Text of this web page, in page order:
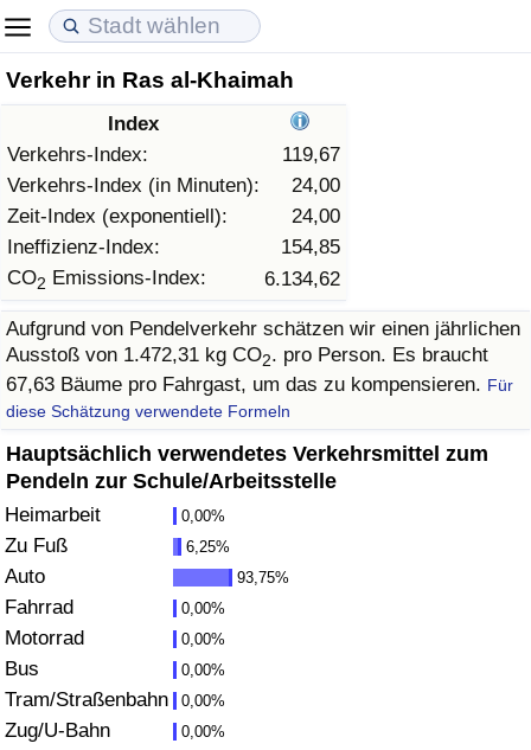
Verkehr in Ras al-Khaimah
Index
Verkehrs-Index:
119,67
Verkehrs-Index (in Minuten):
24,00
Zeit-Index (exponentiell):
24,00
Ineffizienz-Index:
154,85
CO2 Emissions-Index: 6.134,62
Aufgrund von Pendelverkehr schätzen wir einen jährlichen
Ausstoß von 1.472,31 kg CO2. pro Person. Es braucht
67,63 Bäume pro Fahrgast, um das zu kompensieren. Für
diese Schätzung verwendete Formeln
Hauptsächlich verwendetes Verkehrsmittel zum
Pendeln zur Schule/Arbeitsstelle
Heimarbeit 0,00%
Zu Fuß 6,25%
Auto 93,75%
Fahrrad 0,00%
Motorrad 0,00%
Bus 0,00%
Tram/Straßenbahn 0,00%
Zug/U-Bahn 0,00%
Lebenshaltungskosten
Lebenshaltungskosten-Index (aktuell)
Lebenshaltungskosten-Index
Lebenshaltungskosten-Index nach Land
in Akaba
Immobilienpreise
Immobilienpreis-Index (aktuell)
Immobilienpreis-Index
Immobilienpreis-Index nach Land
Lebensqualität
Lebensqualität-Index
Lebensqualität-Index (aktuell)
Lebensqualitätsindex nach Land
Kriminalität
Kriminalitäts-Index (aktuell)
Kriminalitäts-Index
Kriminalitätsindex nach Land
Gesundheitsversorgung
Gesundheitsversorgungs-Index (aktuell)
Gesundheitsversorgungs-Index